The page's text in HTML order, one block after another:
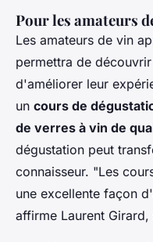
Pour les amateurs
Les amateurs de vin
permettra de
d'améliorer leur
un cours de
de verres à vin de
dégustation peut
connaisseur. "Les
une excellente façon
affirme Laurent Girard,